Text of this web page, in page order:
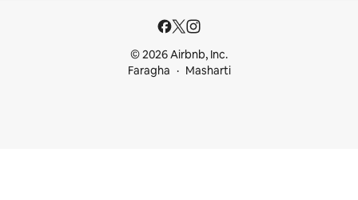
© 2026 Airbnb, Inc.
Faragha
Masharti